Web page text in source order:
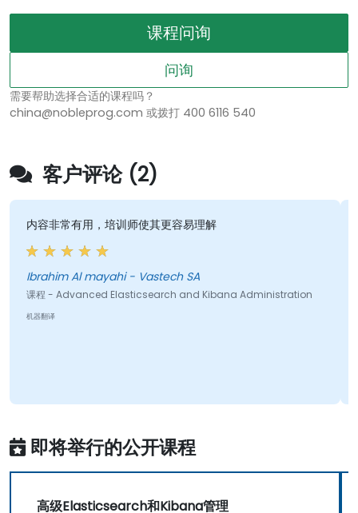
课程问询
问询
需要帮助选择合适的课程吗？
china@nobleprog.com 或拨打 400 6116 540
客户评论 (2)
内容非常有用，培训师使其更容易理解
Ibrahim Al mayahi - Vastech SA
课程 - Advanced Elasticsearch and Kibana Administration
机器翻译
即将举行的公开课程
高级Elasticsearch和Kibana管理